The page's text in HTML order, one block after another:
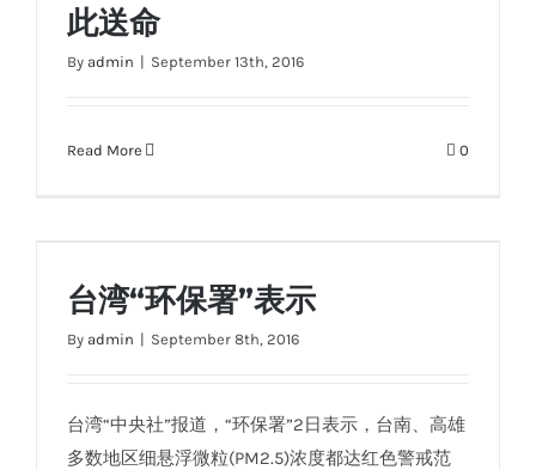
此送命
By admin | September 13th, 2016
Read More 0
台湾“环保署”表示
台湾“环保署”表示
By admin | September 8th, 2016
台湾“中央社”报道，“环保署”2日表示，台南、高雄
多数地区细悬浮微粒(PM2.5)浓度都达红色警戒范